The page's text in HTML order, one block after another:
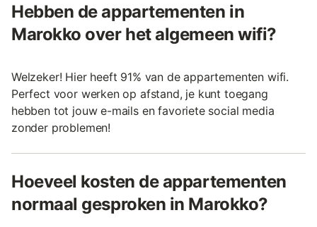
Hebben de appartementen in
Marokko over het algemeen wifi?
Welzeker! Hier heeft 91% van de appartementen wifi.
Perfect voor werken op afstand, je kunt toegang
hebben tot jouw e-mails en favoriete social media
zonder problemen!
Hoeveel kosten de appartementen
normaal gesproken in Marokko?